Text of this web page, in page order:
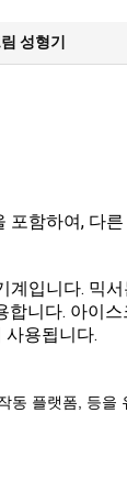
성형기
함하여, 다
계입니다. 믹
니다. 아이
용됩니다.
동 플랫폼, 등을